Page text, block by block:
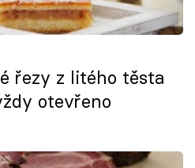
řezy z litého těsta
otevřeno